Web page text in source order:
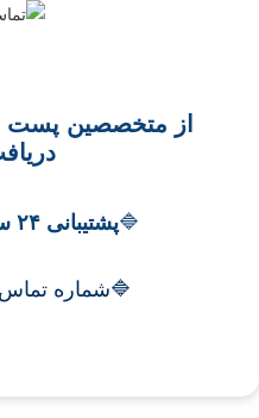
🔷پشتیبانی ۲۴ ساعته، ۷ روز هفته
🔷شماره تماس: